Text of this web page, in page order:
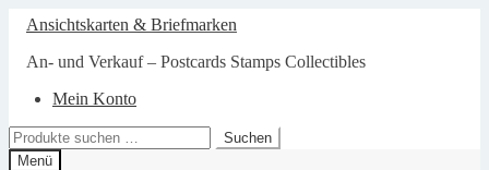
Zur
Navigation
springen
Zum
Inhalt
springen
Ansichtskarten & Briefmarken
An- und Verkauf – Postcards Stamps Collectibles
Mein Konto
Suchen
nach:
Suchen
Menü